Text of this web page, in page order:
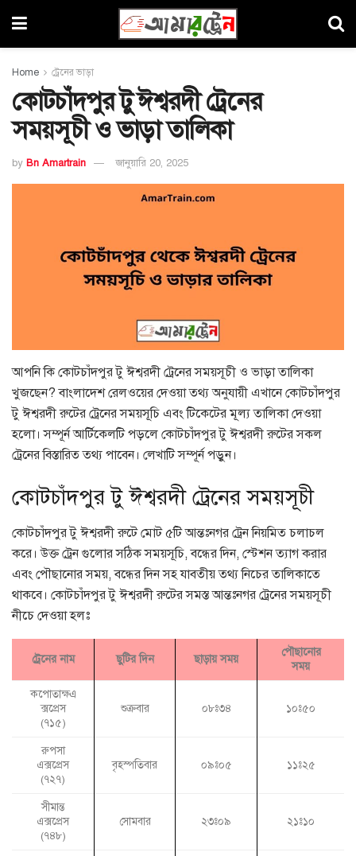
Home ট্রেনের ভাড়া
কোটচাঁদপুর টু ঈশ্বরদী ট্রেনের
সময়সূচী ও ভাড়া তালিকা
by Bn Amartrain জানুয়ারি 20, 2025
আপনি কি কোটচাঁদপুর টু ঈশ্বরদী ট্রেনের সময়সূচী ও ভাড়া তালিকা
খুজছেন? বাংলাদেশ রেলওয়ের দেওয়া তথ্য অনুযায়ী এখানে কোটচাঁদপুর
টু ঈশ্বরদী রুটের ট্রেনের সময়সূচি এবং টিকেটের মূল্য তালিকা দেওয়া
হলো। সম্পূর্ন আর্টিকেলটি পড়লে কোটচাঁদপুর টু ঈশ্বরদী রুটের সকল
ট্রেনের বিস্তারিত তথ্য পাবেন। লেখাটি সম্পূর্ন পড়ুন।
কোটচাঁদপুর টু ঈশ্বরদী ট্রেনের সময়সূচী
কোটচাঁদপুর টু ঈশ্বরদী রুটে মোট ৫টি আন্তঃনগর ট্রেন নিয়মিত চলাচল
করে। উক্ত ট্রেন গুলোর সঠিক সময়সূচি, বন্ধের দিন, স্টেশন ত্যাগ করার
এবং পৌছানোর সময়, বন্ধের দিন সহ যাবতীয় তথ্য নিচের তালিকাতে
থাকবে। কোটচাঁদপুর টু ঈশ্বরদী রুটের সমস্ত আন্তঃনগর ট্রেনের সময়সূচী
নীচে দেওয়া হলঃ
ট্রেনের নাম ছুটির দিন ছাড়ায় সময়
পৌছানোর
সময়
কপোতাক্ষএ
ক্সপ্রেস
(৭১৫)
শুক্রবার ০৮ঃ৩৪ ১০ঃ৫০
রুপসা
এক্সপ্রেস
(৭২৭)
বৃহস্পতিবার ০৯ঃ০৫ ১১ঃ২৫
সীমান্ত
এক্সপ্রেস
(৭৪৮)
সোমবার ২৩ঃ০৯ ২১ঃ১০